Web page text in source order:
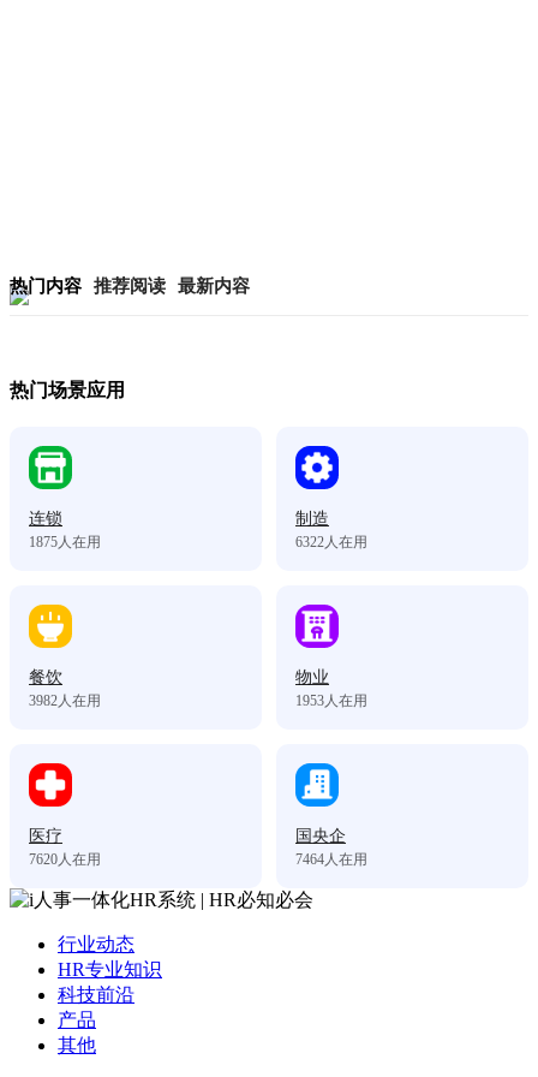
热门内容 推荐阅读 最新内容
热门场景应用
连锁
1875人在用
制造
6322人在用
餐饮
3982人在用
物业
1953人在用
医疗
7620人在用
国央企
7464人在用
行业动态
HR专业知识
科技前沿
产品
其他